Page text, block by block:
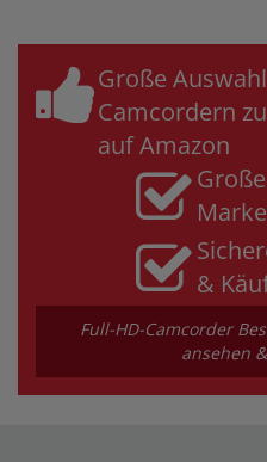
Große
Camcordern
auf Amazon
&
Full-HD-Camcorder
ansehen